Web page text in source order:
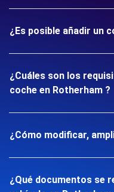
¿Es posible añadir un
¿Cuáles son los
coche en Rotherham ?
¿Cómo modificar,
¿Qué documentos se